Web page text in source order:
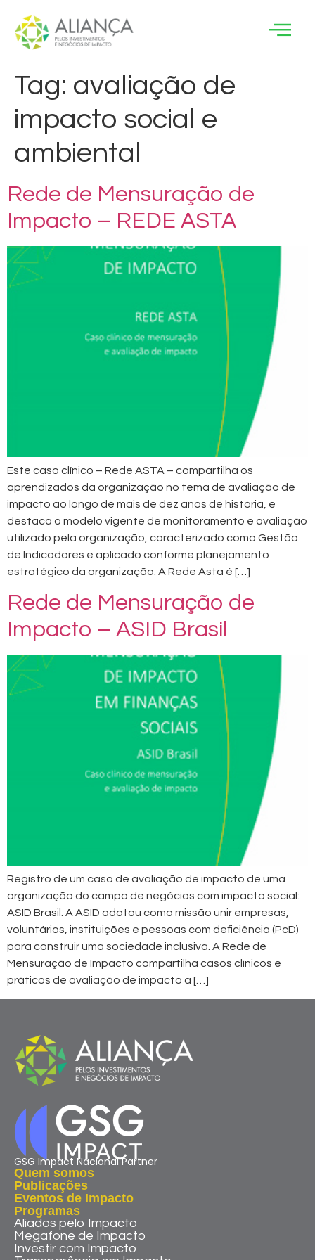
Tag: avaliação de
impacto social e
ambiental
Rede de Mensuração de
Impacto – REDE ASTA
Este caso clínico – Rede ASTA – compartilha os
aprendizados da organização no tema de avaliação de
impacto ao longo de mais de dez anos de história, e
destaca o modelo vigente de monitoramento e avaliação
utilizado pela organização, caracterizado como Gestão
de Indicadores e aplicado conforme planejamento
estratégico da organização. A Rede Asta é […]
Rede de Mensuração de
Impacto – ASID Brasil
Registro de um caso de avaliação de impacto de uma
organização do campo de negócios com impacto social:
ASID Brasil. A ASID adotou como missão unir empresas,
voluntários, instituições e pessoas com deficiência (PcD)
para construir uma sociedade inclusiva. A Rede de
Mensuração de Impacto compartilha casos clínicos e
práticos de avaliação de impacto a […]
GSG Impact Nacional Partner
Quem somos
Publicações
Eventos de Impacto
Programas
Aliados pelo Impacto
Megafone de Impacto
Investir com Impacto